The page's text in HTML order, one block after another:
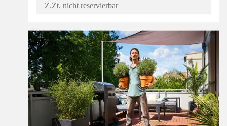
Z.Zt. nicht reservierbar
Ratgeber